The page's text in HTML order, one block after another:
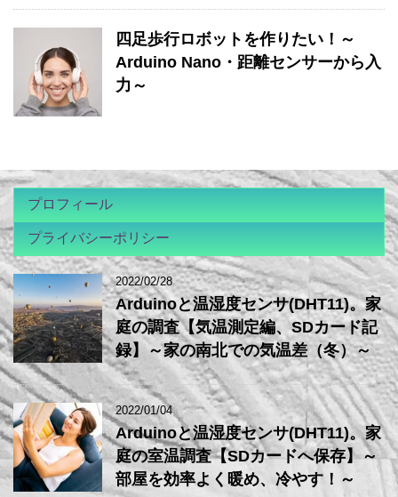
四足歩行ロボットを作りたい！～
Arduino Nano・距離センサーから入
力～
プロフィール
プライバシーポリシー
2022/02/28
Arduinoと温湿度センサ(DHT11)。家
庭の調査【気温測定編、SDカード記
録】～家の南北での気温差（冬）～
2022/01/04
Arduinoと温湿度センサ(DHT11)。家
庭の室温調査【SDカードへ保存】～
部屋を効率よく暖め、冷やす！～